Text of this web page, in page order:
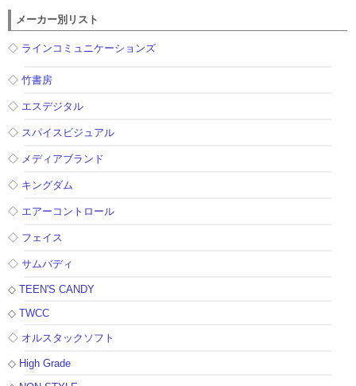
メーカー別リスト
◇ ラインコミュニケーションズ
◇竹書房
◇ エスデジタル
◇ スパイスビジュアル
◇ メディアブランド
◇ キングダム
◇ エアーコントロール
◇ フェイス
◇サムバディ
◇TEEN'S CANDY
◇TWCC
◇ オルスタックソフト
◇ High Grade